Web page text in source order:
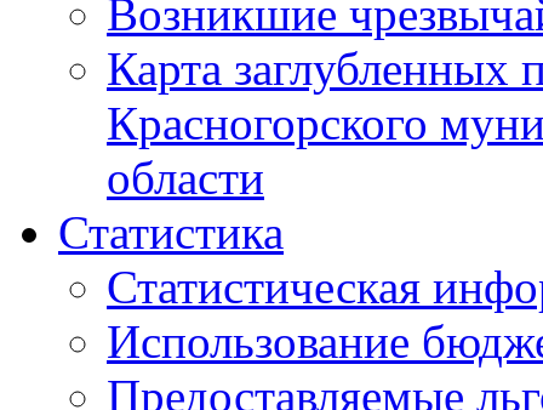
Возникшие
Карта
Красногорского
области
Статистика
Статистическая
Использование
Предоставляемые